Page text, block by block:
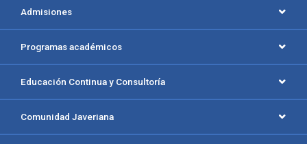
Admisiones
Programas académicos
Educación Continua y Consultoría
Comunidad Javeriana